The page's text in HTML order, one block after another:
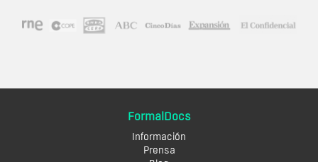
FormalDocs
Información
Prensa